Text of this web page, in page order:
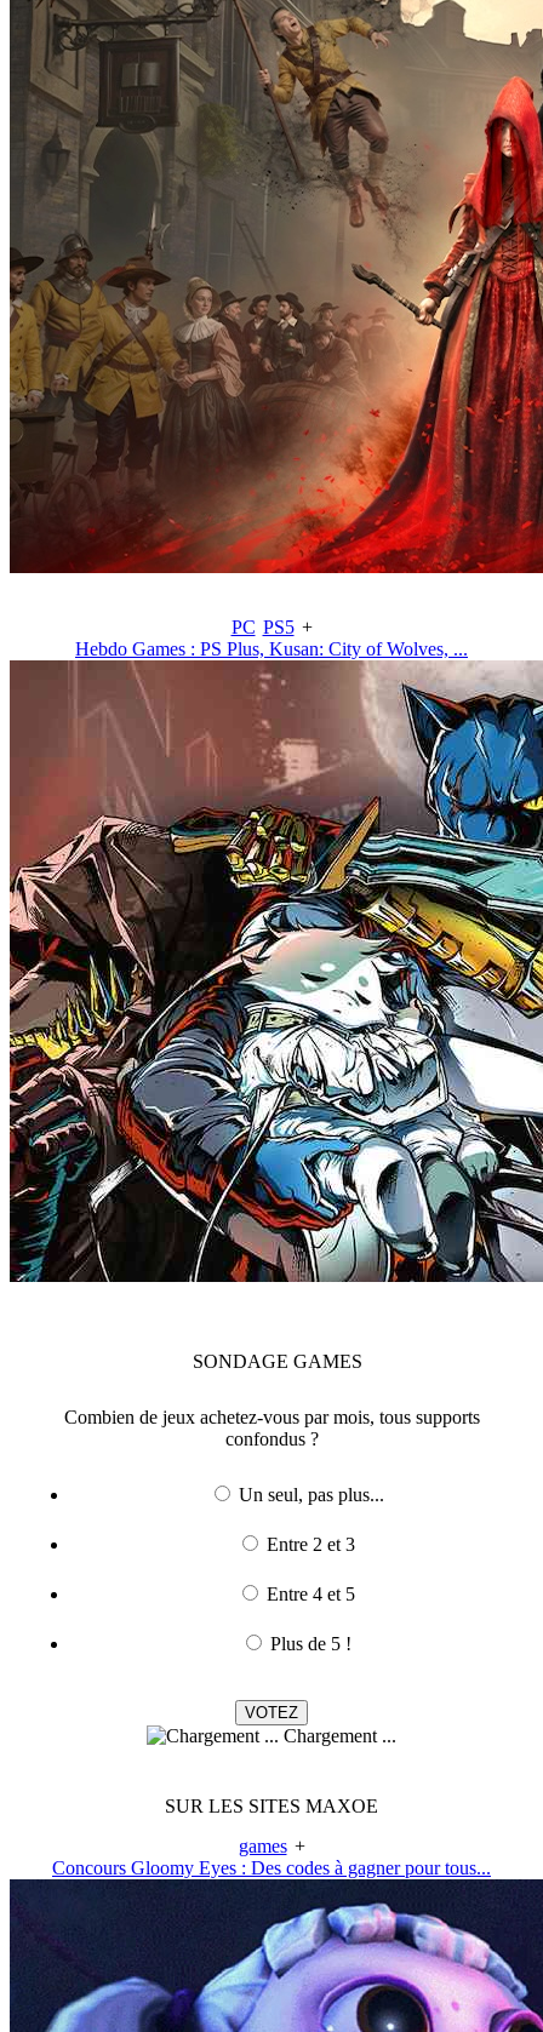
PC PS5 +
Hebdo Games : PS Plus, Kusan: City of Wolves, ...
SONDAGE GAMES
Combien de jeux achetez-vous par mois, tous supports
confondus ?
Un seul, pas plus...
Entre 2 et 3
Entre 4 et 5
Plus de 5 !
Chargement ...
SUR LES SITES MAXOE
games +
Concours Gloomy Eyes : Des codes à gagner pour tous...